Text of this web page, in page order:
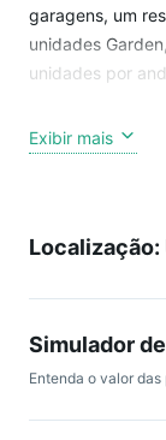
garagens, um
unidades
unidades por
O condomínio é
exclusivos por
acessos por
6 apartamentos
Projeto
privacidade;
Exibir mais
Localização:
Simulador
Entenda o valor